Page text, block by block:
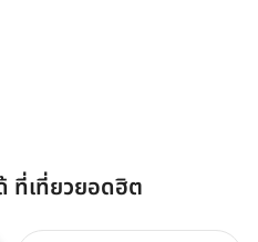
ที่เที่ยวยอดฮิต